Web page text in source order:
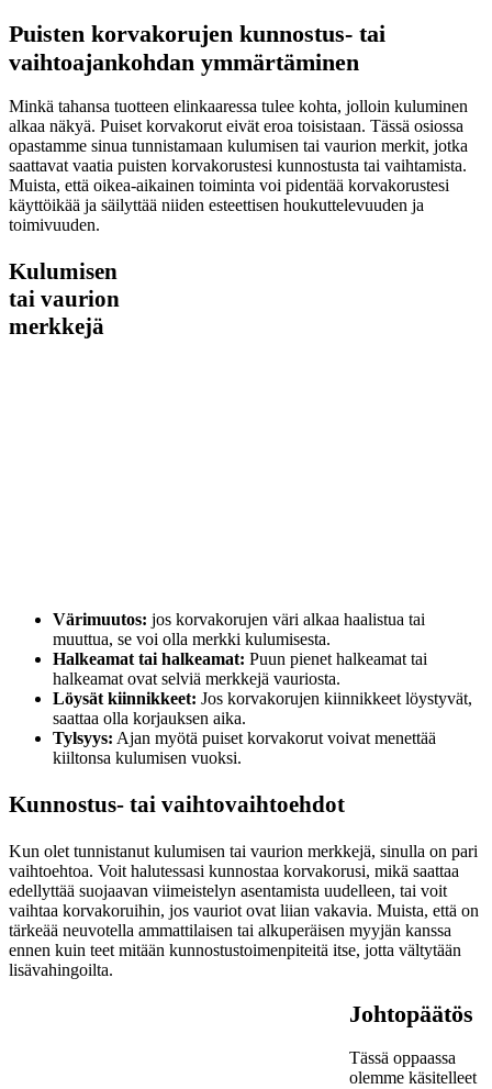
Puisten korvakorujen kunnostus- tai
vaihtoajankohdan ymmärtäminen
Minkä tahansa tuotteen elinkaaressa tulee kohta, jolloin kuluminen
alkaa näkyä. Puiset korvakorut eivät eroa toisistaan. Tässä osiossa
opastamme sinua tunnistamaan kulumisen tai vaurion merkit, jotka
saattavat vaatia puisten korvakorustesi kunnostusta tai vaihtamista.
Muista, että oikea-aikainen toiminta voi pidentää korvakorustesi
käyttöikää ja säilyttää niiden esteettisen houkuttelevuuden ja
toimivuuden.
Kulumisen
tai vaurion
merkkejä
Värimuutos: jos korvakorujen väri alkaa haalistua tai
muuttua, se voi olla merkki kulumisesta.
Halkeamat tai halkeamat: Puun pienet halkeamat tai
halkeamat ovat selviä merkkejä vauriosta.
Löysät kiinnikkeet: Jos korvakorujen kiinnikkeet löystyvät,
saattaa olla korjauksen aika.
Tylsyys: Ajan myötä puiset korvakorut voivat menettää
kiiltonsa kulumisen vuoksi.
Kunnostus- tai vaihtovaihtoehdot
Kun olet tunnistanut kulumisen tai vaurion merkkejä, sinulla on pari
vaihtoehtoa. Voit halutessasi kunnostaa korvakorusi, mikä saattaa
edellyttää suojaavan viimeistelyn asentamista uudelleen, tai voit
vaihtaa korvakoruihin, jos vauriot ovat liian vakavia. Muista, että on
tärkeää neuvotella ammattilaisen tai alkuperäisen myyjän kanssa
ennen kuin teet mitään kunnostustoimenpiteitä itse, jotta vältytään
lisävahingoilta.
Johtopäätös
Tässä oppaassa
olemme käsitelleet